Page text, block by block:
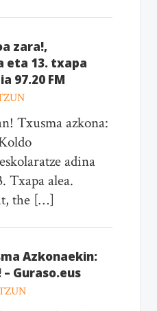
zara!,
eta 13. txapa
97.20 FM
Txusma azkona:
adina
Txapa alea.
the […]
Azkonaekin:
Guraso.eus